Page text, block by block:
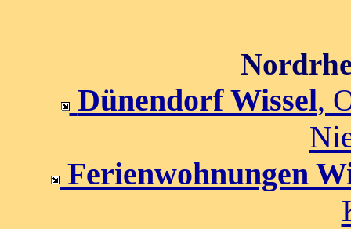
Dünendorf Wissel,
Ferienwohnungen